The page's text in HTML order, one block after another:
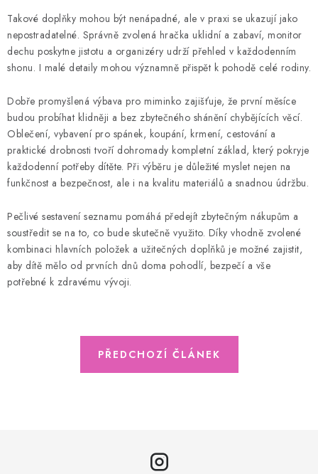
Takové doplňky mohou být nenápadné, ale v praxi se ukazují jako
nepostradatelné. Správně zvolená hračka uklidní a zabaví, monitor
dechu poskytne jistotu a organizéry udrží přehled v každodenním
shonu. I malé detaily mohou významně přispět k pohodě celé rodiny.
Dobře promyšlená výbava pro miminko zajišťuje, že první měsíce
budou probíhat klidněji a bez zbytečného shánění chybějících věcí.
Oblečení, vybavení pro spánek, koupání, krmení, cestování a
praktické drobnosti tvoří dohromady kompletní základ, který pokryje
každodenní potřeby dítěte. Při výběru je důležité myslet nejen na
funkčnost a bezpečnost, ale i na kvalitu materiálů a snadnou údržbu.
Pečlivé sestavení seznamu pomáhá předejít zbytečným nákupům a
soustředit se na to, co bude skutečně využito. Díky vhodně zvolené
kombinaci hlavních položek a užitečných doplňků je možné zajistit,
aby dítě mělo od prvních dnů doma pohodlí, bezpečí a vše
potřebné k zdravému vývoji.
PŘEDCHOZÍ ČLÁNEK